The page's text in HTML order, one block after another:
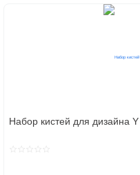
Набор кистей для дизайна